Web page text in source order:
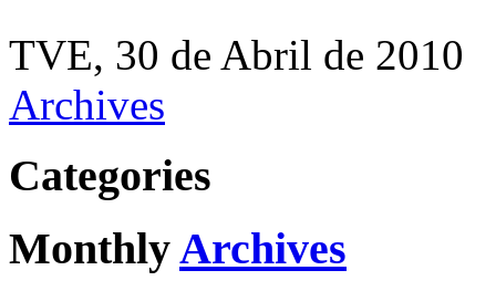
TVE, 30 de Abril de 2010
Archives
Categories
MonthlyArchives